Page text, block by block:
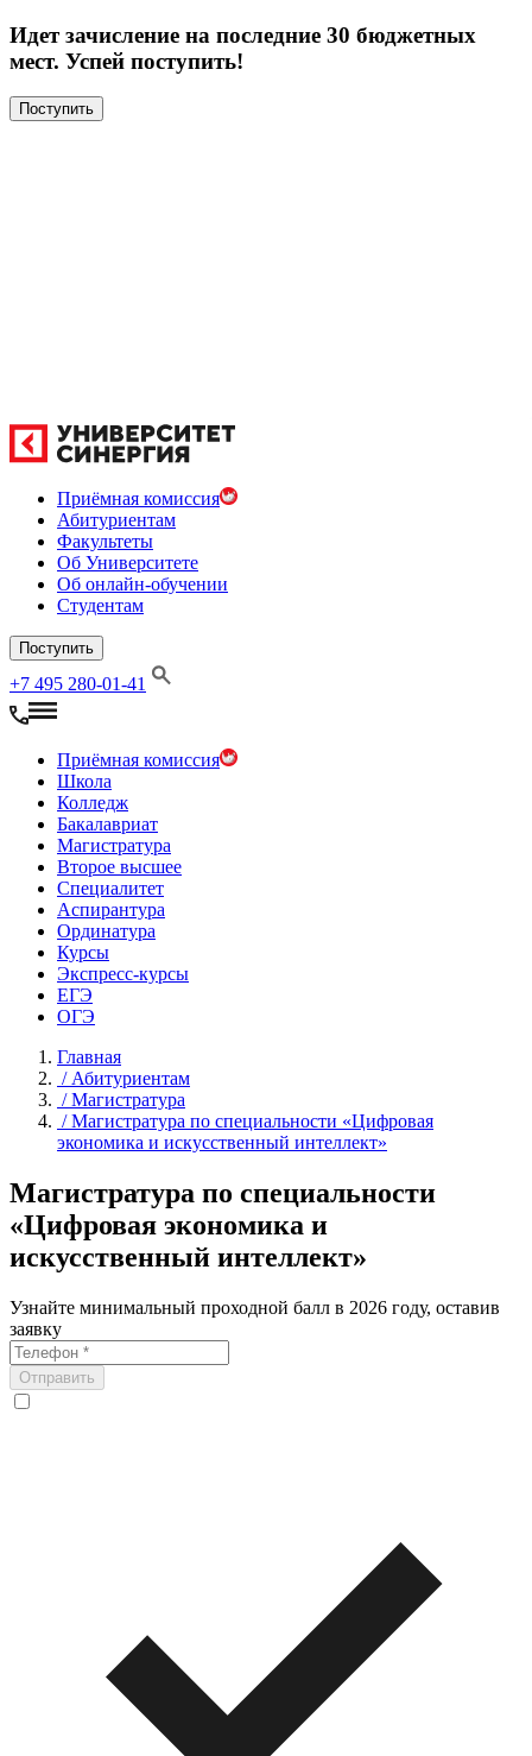
Идет зачисление на последние 30 бюджетных
мест. Успей поступить!
Поступить
Приёмная комиссия
Абитуриентам
Факультеты
Об Университете
Об онлайн-обучении
Студентам
Поступить
+7 495 280-01-41
Приёмная комиссия
Школа
Колледж
Бакалавриат
Магистратура
Второе высшее
Специалитет
Аспирантура
Ординатура
Курсы
Экспресс-курсы
ЕГЭ
ОГЭ
Главная
/Абитуриентам
/Магистратура
/Магистратура по специальности «Цифровая
экономика и искусственный интеллект»
Магистратура по специальности
«Цифровая экономика и
искусственный интеллект»
Узнайте минимальный проходной балл в 2026 году, оставив
заявку
Отправить